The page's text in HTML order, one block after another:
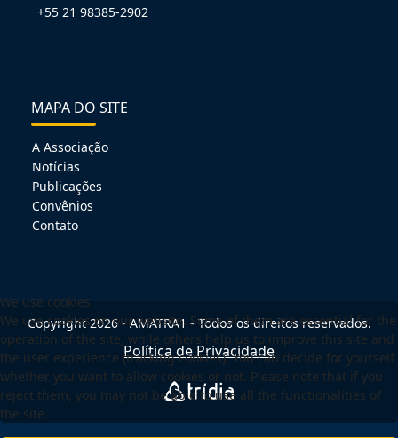
+55 21 98385-2902
MAPA DO SITE
A Associação
Notícias
Publicações
Convênios
Contato
Copyright 2026 - AMATRA1 - Todos os direitos reservados.
Política de Privacidade
We use cookies
We use cookies on our website. Some of them are essential for the
operation of the site, while others help us to improve this site and
the user experience (tracking cookies). You can decide for yourself
whether you want to allow cookies or not. Please note that if you
reject them, you may not be able to use all the functionalities of
the site.